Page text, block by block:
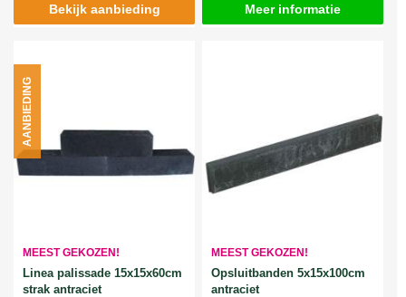
Bekijk aanbieding Meer informatie
MEEST GEKOZEN!
Linea palissade 15x15x60cm
strak antraciet
AANBIEDING
MEEST GEKOZEN!
Opsluitbanden 5x15x100cm
antraciet